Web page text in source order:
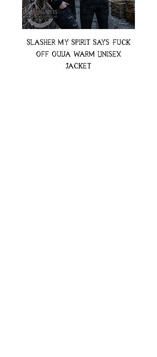
Slasher My Spirit Says Fuck
Off Ouija Warm Unisex
Jacket